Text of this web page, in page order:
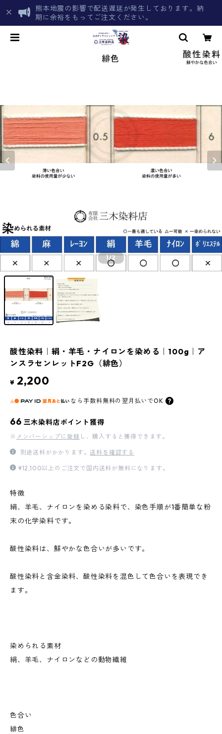
熊本地震の影響で配送遅延が発生しております。納
期に余裕をもってご注文ください。
1/2
酸性染料｜絹・羊毛・ナイロンを染める｜100g｜ア
ンスラセンレットF2G（緋色）
¥ 2,200
なら 手数料無料の 翌月払いでOK
66 三木染料店ポイント獲得
※ メンバーシップに登録 し、購入すると獲得できます。
別途送料がかかります。送料を確認する
¥12,100以上のご注文で国内送料が無料になります。
特徴
絹、羊毛、ナイロンを染める染料で、染色手順が1番簡単な粉
末の化学染料です。
酸性染料は、鮮やかな色合いが多いです。
酸性染料と含金染料、酸性染料を混色して色合いを表現でき
ます。
染められる素材
絹、羊毛、ナイロンなどの動物繊維
色合い
緋色